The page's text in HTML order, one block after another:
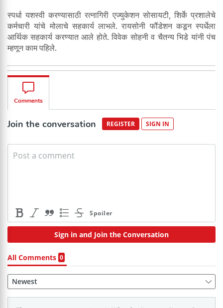
स्पर्धा यशस्वी करण्यासाठी रत्नागिरी एज्युकेशन सोसायटी, शिर्के प्रशालेचे
कर्मचारी यांचे मोलाचे सहकार्य लाभले. रायसोनी फौंडेशन कडून स्पर्धेला
आर्थिक सहकार्य करण्यात आले होते. विवेक सोहनी व चैतन्य भिडे यांनी पंच
म्हणून काम पहिले.